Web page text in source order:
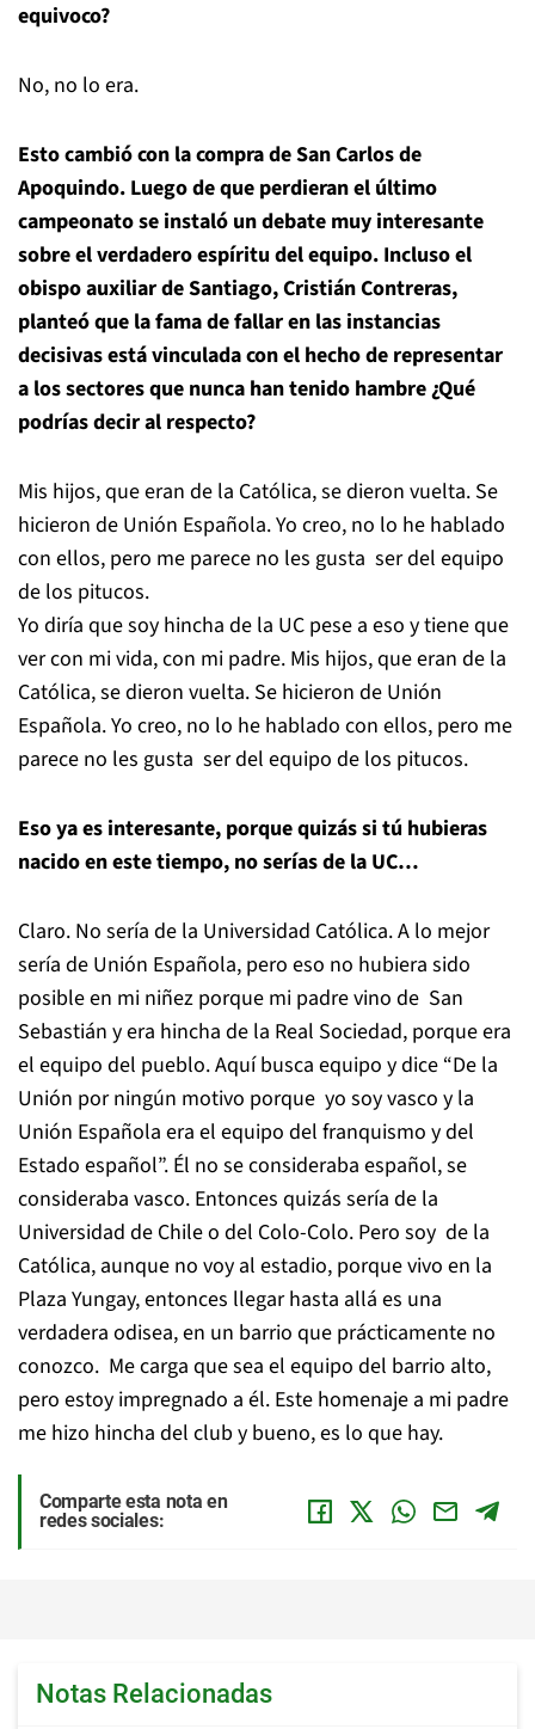
equivoco?
No, no lo era.
Esto cambió con la compra de San Carlos de
Apoquindo. Luego de que perdieran el último
campeonato se instaló un debate muy interesante
sobre el verdadero espíritu del equipo. Incluso el
obispo auxiliar de Santiago, Cristián Contreras,
planteó que la fama de fallar en las instancias
decisivas está vinculada con el hecho de representar
a los sectores que nunca han tenido hambre ¿Qué
podrías decir al respecto?
Mis hijos, que eran de la Católica, se dieron vuelta. Se
hicieron de Unión Española. Yo creo, no lo he hablado
con ellos, pero me parece no les gusta ser del equipo
de los pitucos.
Yo diría que soy hincha de la UC pese a eso y tiene que
ver con mi vida, con mi padre. Mis hijos, que eran de la
Católica, se dieron vuelta. Se hicieron de Unión
Española. Yo creo, no lo he hablado con ellos, pero me
parece no les gusta ser del equipo de los pitucos.
Eso ya es interesante, porque quizás si tú hubieras
nacido en este tiempo, no serías de la UC…
Claro. No sería de la Universidad Católica. A lo mejor
sería de Unión Española, pero eso no hubiera sido
posible en mi niñez porque mi padre vino de San
Sebastián y era hincha de la Real Sociedad, porque era
el equipo del pueblo. Aquí busca equipo y dice “De la
Unión por ningún motivo porque yo soy vasco y la
Unión Española era el equipo del franquismo y del
Estado español”. Él no se consideraba español, se
consideraba vasco. Entonces quizás sería de la
Universidad de Chile o del Colo-Colo. Pero soy de la
Católica, aunque no voy al estadio, porque vivo en la
Plaza Yungay, entonces llegar hasta allá es una
verdadera odisea, en un barrio que prácticamente no
conozco. Me carga que sea el equipo del barrio alto,
pero estoy impregnado a él. Este homenaje a mi padre
me hizo hincha del club y bueno, es lo que hay.
Comparte esta nota en
redes sociales:
Notas Relacionadas